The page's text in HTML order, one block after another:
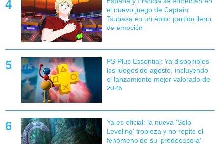
el nuevo juego de Captain
Tsubasa en un épico partido lleno
de emoción
PS Plus Essential: Ya disponibles
los juegos de agosto, incluyendo
el lanzamiento mejor valorado de
2026
Ya es oficial: la nueva 'Solo
Leveling' tropieza y no repite el
fenómeno de su 'predecesora'